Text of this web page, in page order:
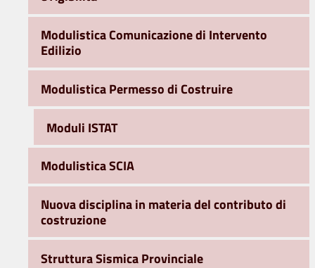
Modulistica Comunicazione di Intervento
Edilizio
Modulistica Permesso di Costruire
Moduli ISTAT
Modulistica SCIA
Nuova disciplina in materia del contributo di
costruzione
Struttura Sismica Provinciale